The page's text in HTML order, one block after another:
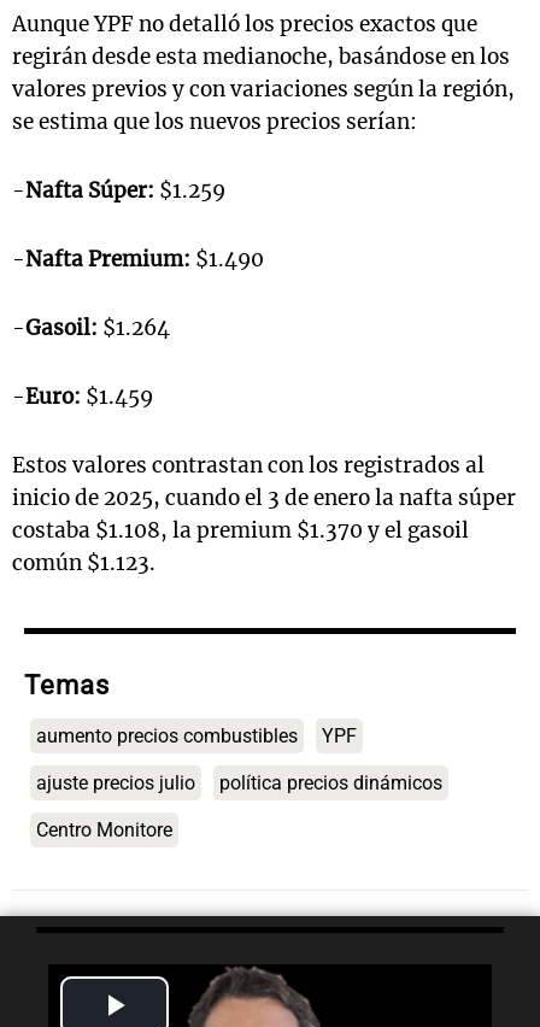
Play
Aunque YPF no detalló los precios exactos que
regirán desde esta medianoche, basándose en los
valores previos y con variaciones según la región,
se estima que los nuevos precios serían:
-Nafta Súper: $1.259
-Nafta Premium: $1.490
-Gasoil: $1.264
-Euro: $1.459
Estos valores contrastan con los registrados al
inicio de 2025, cuando el 3 de enero la nafta súper
costaba $1.108, la premium $1.370 y el gasoil
común $1.123.
Temas
aumento precios combustibles YPF
ajuste precios julio política precios dinámicos
Centro Monitore
Lo último